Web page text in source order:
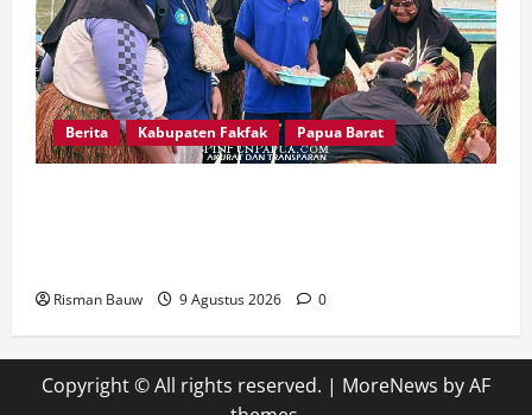
Berita Kabupaten Fakfak Papua Barat
Risman Bauw 9 Agustus 2026 0
Copyright © All rights reserved. | MoreNews by AF